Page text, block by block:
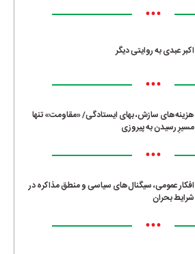
•••
اکبر عبدی به روایتی دیگر
•••
هزینه‌های سازش، بهای ایستادگی/ «مقاومت» تنها
مسیرِ رسیدن به پیروزی
•••
افکار عمومی، سیگنال‌های سیاسی و منطق مذاکره در
شرایط بحران
•••